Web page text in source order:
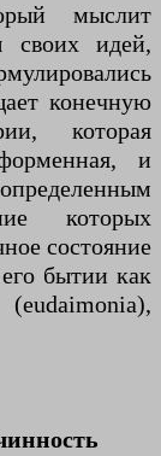
мыслит
своих идей,
конечную
которая
и
которых
состояние
бытии как